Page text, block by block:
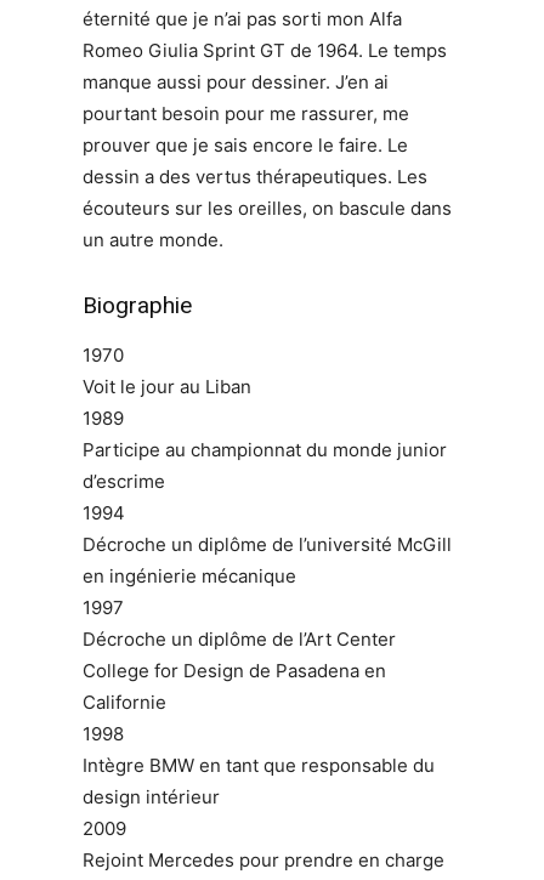
éternité que je n’ai pas sorti mon Alfa
Romeo Giulia Sprint GT de 1964. Le temps
manque aussi pour dessiner. J’en ai
pourtant besoin pour me rassurer, me
prouver que je sais encore le faire. Le
dessin a des vertus thérapeutiques. Les
écouteurs sur les oreilles, on bascule dans
un autre monde.
Biographie
1970
Voit le jour au Liban
1989
Participe au championnat du monde junior
d’escrime
1994
Décroche un diplôme de l’université McGill
en ingénierie mécanique
1997
Décroche un diplôme de l’Art Center
College for Design de Pasadena en
Californie
1998
Intègre BMW en tant que responsable du
design intérieur
2009
Rejoint Mercedes pour prendre en charge